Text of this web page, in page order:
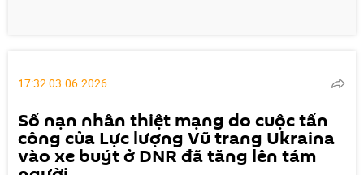
17:32 03.06.2026
Số nạn nhân thiệt mạng do cuộc tấn
công của Lực lượng Vũ trang Ukraina
vào xe buýt ở DNR đã tăng lên tám